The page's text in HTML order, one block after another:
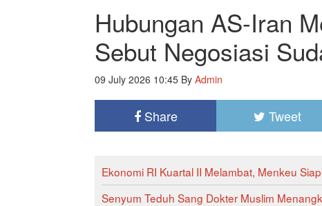
Hubungan AS-Iran
Sebut Negosiasi
09 July 2026 10:45 By Admin
Share Tweet
Ekonomi RI Kuartal II Melambat, Menkeu
Senyum Teduh Sang Dokter Muslim